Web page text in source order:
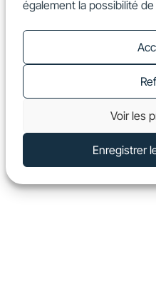
également la possibilité
Voir les
Enregistrer